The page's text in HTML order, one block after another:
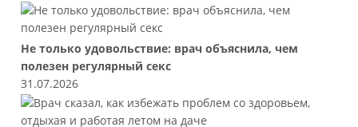
Не только удовольствие: врач объяснила, чем
полезен регулярный секс
31.07.2026